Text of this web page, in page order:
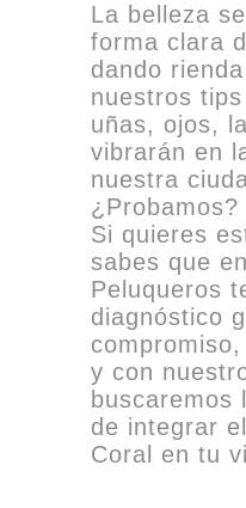
La belleza
forma clara
dando
nuestros
uñas, ojos,
vibrarán en
nuestra
¿Probamos?
Si quieres
sabes que
Peluqueros
diagnóstico
y con
buscaremos
de integrar
Coral en tu